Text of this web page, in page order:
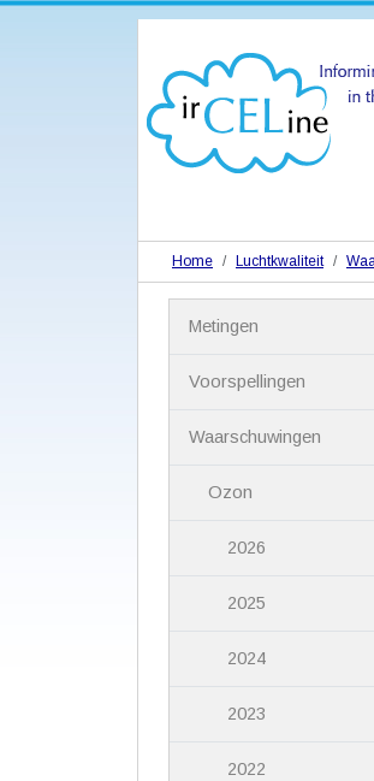
Home Luchtkwaliteit
Metingen
Voorspellingen
Waarschuwingen
Ozon
2026
2025
2024
2023
2022